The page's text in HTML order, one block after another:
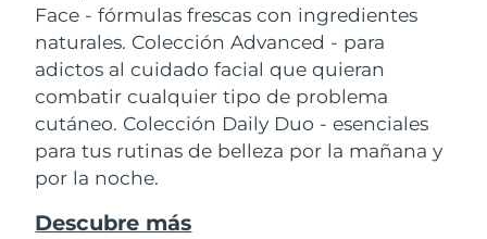
Face - fórmulas frescas con ingredientes
naturales. Colección Advanced - para
adictos al cuidado facial que quieran
combatir cualquier tipo de problema
cutáneo. Colección Daily Duo - esenciales
para tus rutinas de belleza por la mañana y
por la noche.
Descubre más